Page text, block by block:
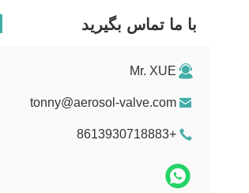
با ما تماس بگیرید
Mr. XUE
tonny@aerosol-valve.com
+8613930718883